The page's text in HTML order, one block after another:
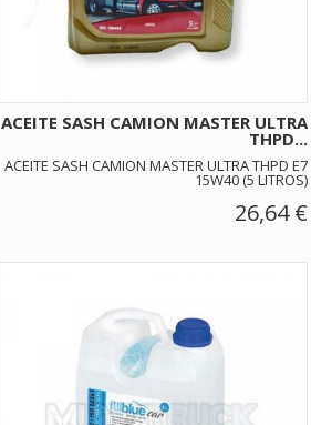
ACEITE SASH CAMION MASTER ULTRA
THPD...
ACEITE SASH CAMION MASTER ULTRA THPD E7
15W40 (5 LITROS)
26,64 €